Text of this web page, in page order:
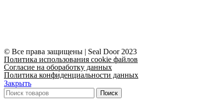
© Все права защищены | Seal Door 2023
Политика использования cookie файлов
Согласие на обоработку данных
Политика конфиденциальности данных
Закрыть
Поиск